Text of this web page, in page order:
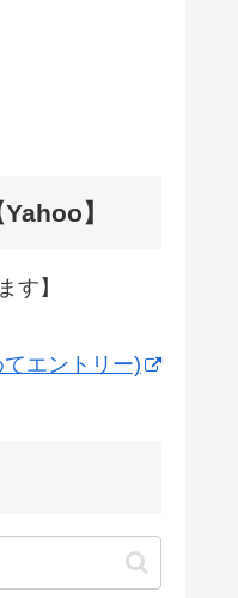
】
す】
エントリー)